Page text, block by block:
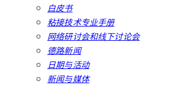
白皮书
粘接技术专业手册
网络研讨会和线下讨论会
德路新闻
日期与活动
新闻与媒体